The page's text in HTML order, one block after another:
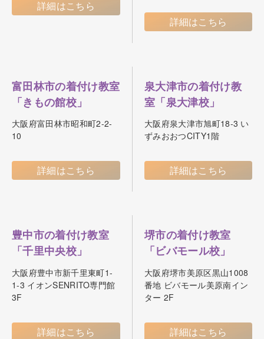
詳細はこちら
詳細はこちら
富田林市の着付け教室
「きもの館校」
大阪府富田林市昭和町2-2-
10
詳細はこちら
泉大津市の着付け教
室「泉大津校」
大阪府泉大津市旭町18-3 い
ずみおおつCITY1階
詳細はこちら
豊中市の着付け教室
「千里中央校」
大阪府豊中市新千里東町1-
1-3 イオンSENRITO専門館
3F
詳細はこちら
堺市の着付け教室
「ビバモール校」
大阪府堺市美原区黒山1008
番地 ビバモール美原南イン
ター 2F
詳細はこちら